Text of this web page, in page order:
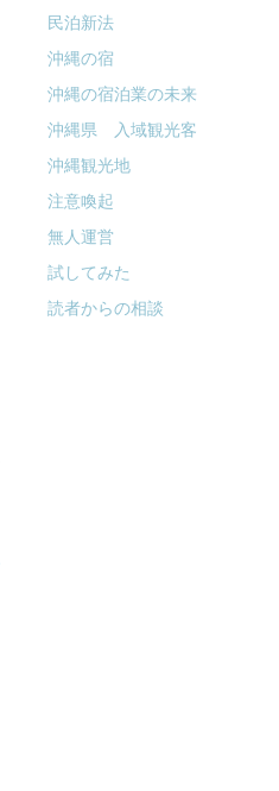
民泊新法
沖縄の宿
沖縄の宿泊業の未来
沖縄県 入域観光客
沖縄観光地
注意喚起
無人運営
試してみた
読者からの相談